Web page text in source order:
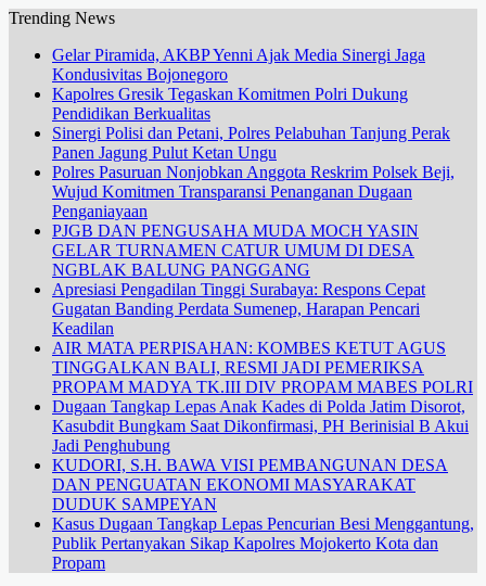
Trending News
Gelar Piramida, AKBP Yenni Ajak Media Sinergi Jaga
Kondusivitas Bojonegoro
Kapolres Gresik Tegaskan Komitmen Polri Dukung
Pendidikan Berkualitas
Sinergi Polisi dan Petani, Polres Pelabuhan Tanjung Perak
Panen Jagung Pulut Ketan Ungu
Polres Pasuruan Nonjobkan Anggota Reskrim Polsek Beji,
Wujud Komitmen Transparansi Penanganan Dugaan
Penganiayaan
PJGB DAN PENGUSAHA MUDA MOCH YASIN
GELAR TURNAMEN CATUR UMUM DI DESA
NGBLAK BALUNG PANGGANG
Apresiasi Pengadilan Tinggi Surabaya: Respons Cepat
Gugatan Banding Perdata Sumenep, Harapan Pencari
Keadilan
AIR MATA PERPISAHAN: KOMBES KETUT AGUS
TINGGALKAN BALI, RESMI JADI PEMERIKSA
PROPAM MADYA TK.III DIV PROPAM MABES POLRI
Dugaan Tangkap Lepas Anak Kades di Polda Jatim Disorot,
Kasubdit Bungkam Saat Dikonfirmasi, PH Berinisial B Akui
Jadi Penghubung
KUDORI, S.H. BAWA VISI PEMBANGUNAN DESA
DAN PENGUATAN EKONOMI MASYARAKAT
DUDUK SAMPEYAN
Kasus Dugaan Tangkap Lepas Pencurian Besi Menggantung,
Publik Pertanyakan Sikap Kapolres Mojokerto Kota dan
Propam